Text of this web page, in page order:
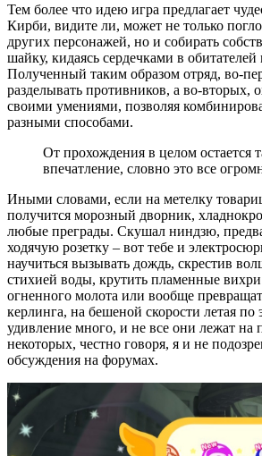
Тем более что идею игра предлагает
Кирби, видите ли, может не только
других персонажей, но и собирать
шайку, кидаясь сердечками в
Полученный таким образом отряд, во-
разделывать противников, а во-вторых,
своими умениями, позволяя
разными способами.
От прохождения в целом остается
впечатление, словно это все
Иными словами, если на метелку
получится морозный дворник,
любые преграды. Скушал ниндзю,
ходячую розетку – вот тебе и
научиться вызывать дождь, скрестив
стихией воды, крутить пламенные
огненного молота или вообще
керлинга, на бешеной скорости летая по
удивление много, и не все они лежат на
некоторых, честно говоря, я и не
обсуждения на форумах.